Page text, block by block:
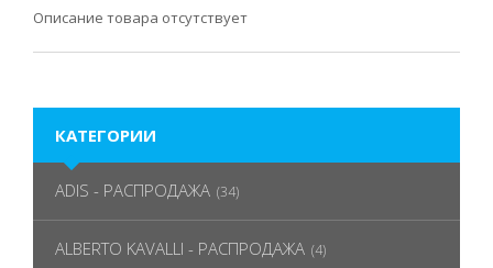
Описание товара отсутствует
КАТЕГОРИИ
ADIS - РАСПРОДАЖА (34)
ALBERTO KAVALLI - РАСПРОДАЖА (4)